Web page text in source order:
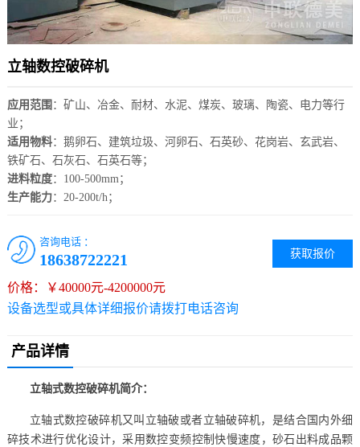
立轴数控破碎机
应用范围 ：矿山、冶金、耐材、水泥、煤炭、玻璃、陶瓷、电力等行
业；
适用物料：鹅卵石、建筑垃圾、河卵石、石英砂、花岗岩、玄武岩、
铁矿石、石灰石、石英石等；
进料粒度：100-500mm；
生产能力：20-200t/h；
获取报价
咨询电话 ：
18638722221
价格：￥40000元-4200000元
设备选型或具体详细报价请拨打电话咨询
产品详情
立轴式数控破碎机简介：
立轴式数控破碎机又叫立轴破或者立轴破碎机，是结合国内外细
碎技术进行优化设计，采用数控变频控制快慢速度，砂石出料成品颗